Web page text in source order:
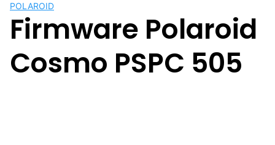
POLAROID
Firmware Polaroid
Cosmo PSPC 505